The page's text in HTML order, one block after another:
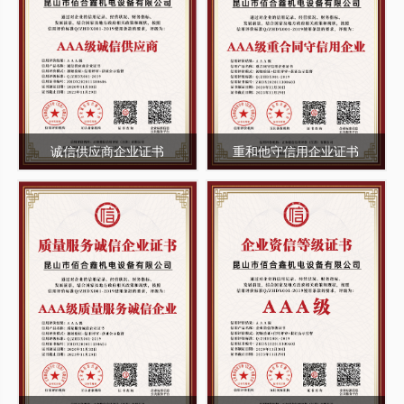
诚信供应商企业证书 重和他守信用企业证书